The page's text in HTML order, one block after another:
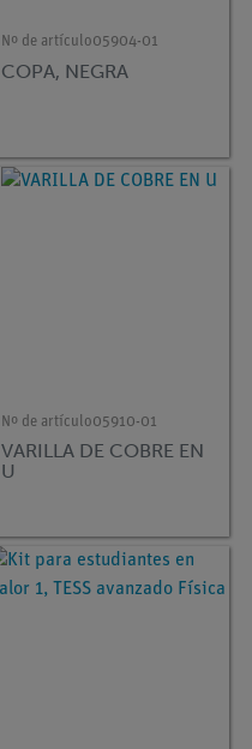
Nº de artículo05904-01
COPA, NEGRA
Nº de artículo05910-01
VARILLA DE COBRE EN
U